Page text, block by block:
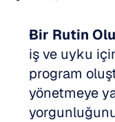
Bir Rutin
iş ve uyku
program
yönetmeye